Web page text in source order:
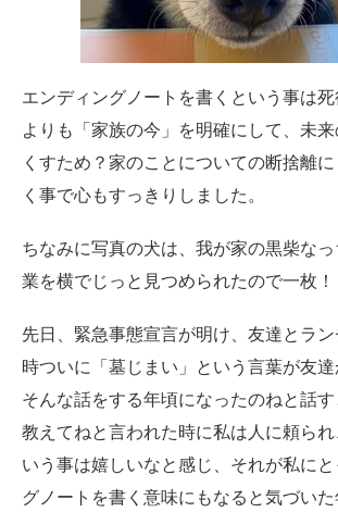
エンディングノートを書くという事は死
よりも「家族の今」を明確にして、未
くすため？家のことについての断捨離
く事で心もすっきりしました。
ちなみに写真の犬は、我が家の黒柴な
業を横でじっと見つめられたので一枚！
先日、緊急事態宣言が明け、友達とラ
時ついに「墓じまい」という言葉が友達
そんな話をする年頃になったのねと話
教えてねと言われた時に私は人に頼ら
いう事は嬉しいなと感じ、それが私に
グノートを書く意味にもなると気づいた